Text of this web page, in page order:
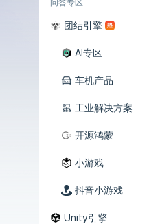
问答专区
团结引擎
AI专区
车机产品
工业解决方案
开源鸿蒙
小游戏
抖音小游戏
Unity引擎